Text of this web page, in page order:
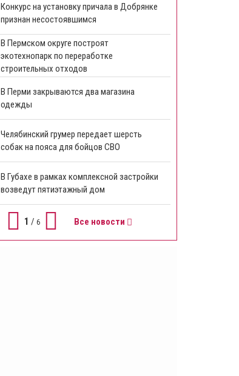
Конкурс на установку причала в Добрянке
признан несостоявшимся
В Пермском округе построят
экотехнопарк по переработке
строительных отходов
В Перми закрываются два магазина
одежды
Челябинский грумер передает шерсть
собак на пояса для бойцов СВО
В Губахе в рамках комплексной застройки
возведут пятиэтажный дом
1 / 6 Все новости